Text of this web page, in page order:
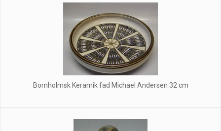
Bornholmsk Keramik fad Michael Andersen 32 cm